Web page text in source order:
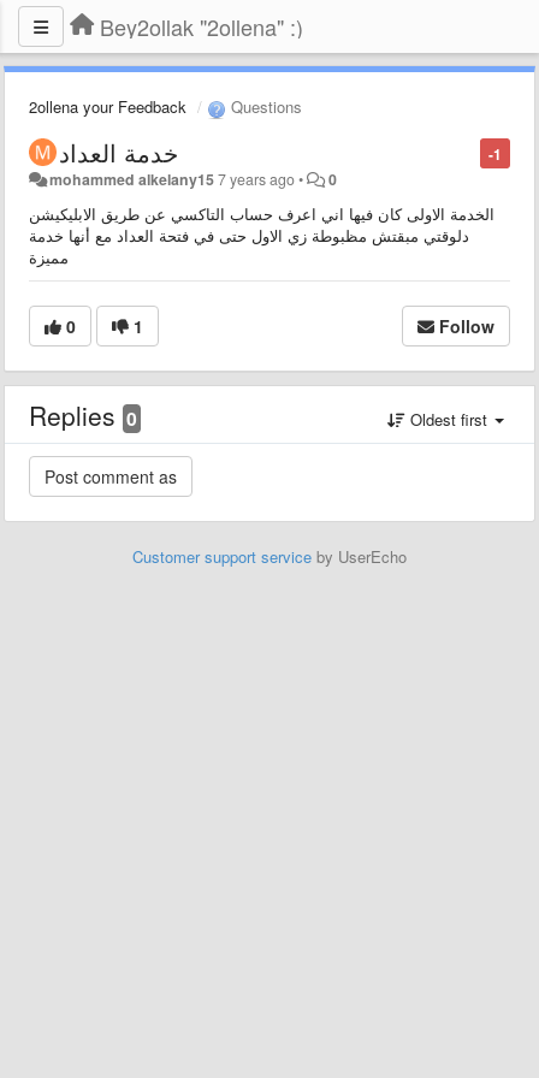
Bey2ollak "2ollena" :)
2ollena your Feedback Questions
-1 خدمة العداد
mohammed alkelany157 years ago• 0
الخدمة الاولى كان فيها اني اعرف حساب التاكسي عن طريق الابليكيشن
دلوقتي مبقتش مظبوطة زي الاول حتى في فتحة العداد مع أنها خدمة
مميزة
0 1 Follow
Replies 0 Oldest first
Customer support service by UserEcho